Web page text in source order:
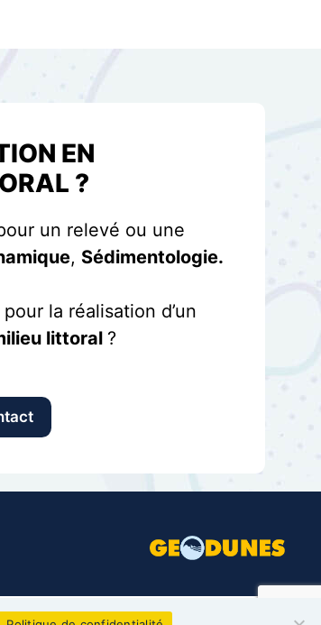
EN
?
un relevé ou une
, Sédimentologie.
la réalisation d’un
littoral ?